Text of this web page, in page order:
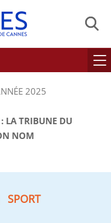
2025
LA TRIBUNE DU
NOM
SPORT